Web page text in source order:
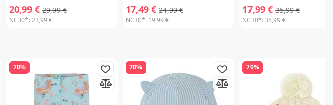
20,99 € 29,99 €
NC30*:23,99 €
17,49 € 24,99 €
NC30*: 19,99 €
17,99 € 35,99 €
NC30*:35,99 €
70% 70% 70%